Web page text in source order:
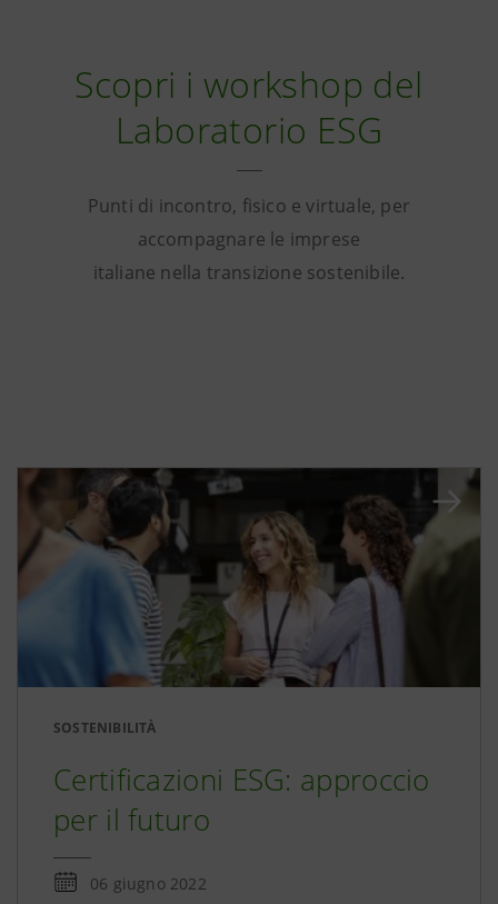
Scopri i workshop del
Laboratorio ESG
Punti di incontro, fisico e virtuale, per
accompagnare le imprese
italiane nella transizione sostenibile.
SOSTENIBILITÀ
Certificazioni ESG: approccio
per il futuro
06 giugno 2022